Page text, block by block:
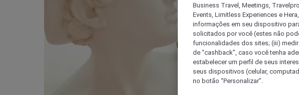
Business Travel, Meetings,
Events, Limitless Experiences e
informações em seu dispositivo
solicitados por você (estes não
funcionalidades dos sites; (iii)
de “cashback”, caso você tenha
estabelecer um perfil de seus
seus dispositivos (celular,
no botão “Personalizar”.